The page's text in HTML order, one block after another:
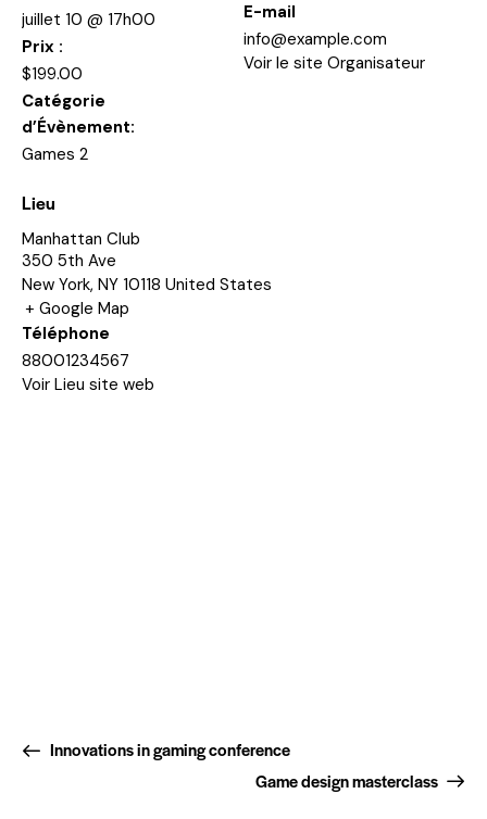
juillet 10 @ 17h00
Prix :
$199.00
Catégorie
d’Évènement:
Games 2
E-mail
info@example.com
Voir le site Organisateur
Lieu
Manhattan Club
350 5th Ave
New York, NY 10118 United States
+ Google Map
Téléphone
88001234567
Voir Lieu site web
Innovations in gaming conference
Game design masterclass